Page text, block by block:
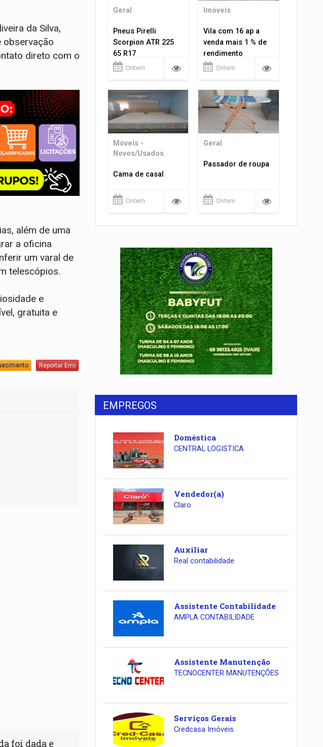
da Silva,
observação
direto com o
além de uma
a oficina
um varal de
telescópios.
e
gratuita e
Reportar Erro
foi dada e
Geral
Pneus Pirelli
Scorpion ATR 225
65 R17
Ontem
Imóveis
Vila com 16 ap a
venda mais 1 % de
rendimento
Ontem
Móveis -
Novos/Usados
Cama de casal
Ontem
Geral
Passador de roupa
Ontem
EMPREGOS
Doméstica
CENTRAL LOGISTICA
Vendedor(a)
Claro
Auxiliar
Real contabilidade
Assistente Contabilidade
AMPLA CONTABILIDADE
Assistente Manutenção
TECNOCENTER MANUTENÇÕES
Serviços Gerais
Credcasa Imóveis